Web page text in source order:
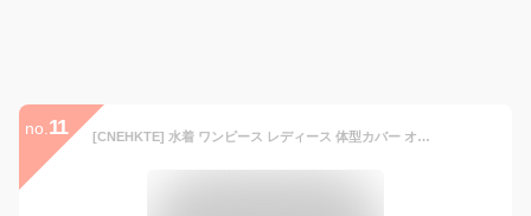
no. 11 [CNEHKTE] 水着 ワンピース レディース 体型カバー オールインワン 大きいサイズ 長袖 前開き ハイウエスト リボン イムウェア 胸パッド付き フレア 可愛い 日焼け止め 水陸両用 ビーチ プール 温泉